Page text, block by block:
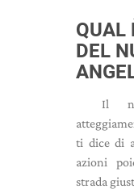
QUAL
DEL
Il
ti dice di
azioni
strada